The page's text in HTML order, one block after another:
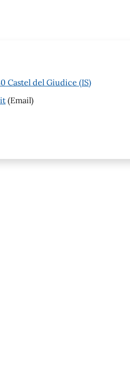
Castel del Giudice (IS)
(Email)